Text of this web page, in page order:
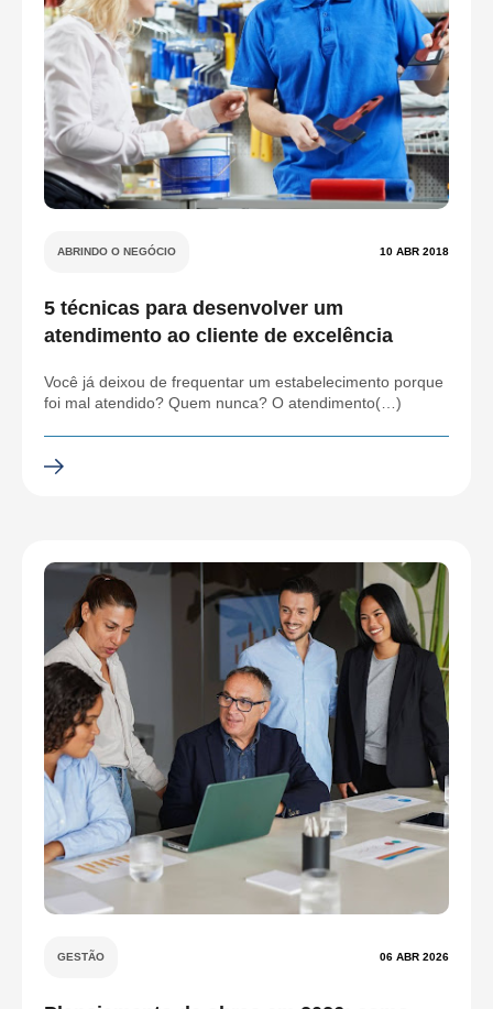
ABRINDO O NEGÓCIO 10 ABR 2018
5 técnicas para desenvolver um
atendimento ao cliente de excelência
Você já deixou de frequentar um estabelecimento porque
foi mal atendido? Quem nunca? O atendimento(…)
GESTÃO 06 ABR 2026